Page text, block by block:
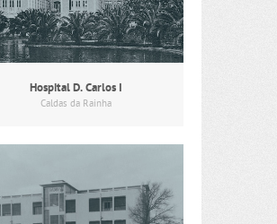
Hospital D. Carlos I
Caldas da Rainha